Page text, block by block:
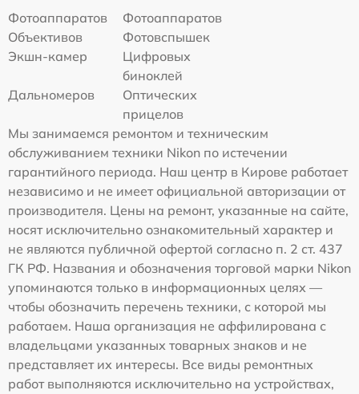
Фотоаппаратов
Фотоаппаратов
Объективов
Фотовспышек
Экшн-камер
Цифровых
биноклей
Дальномеров
Оптических
прицелов
Мы занимаемся ремонтом и техническим
обслуживанием техники Nikon по истечении
гарантийного периода. Наш центр в Кирове работает
независимо и не имеет официальной авторизации от
производителя. Цены на ремонт, указанные на сайте,
носят исключительно ознакомительный характер и
не являются публичной офертой согласно п. 2 ст. 437
ГК РФ. Названия и обозначения торговой марки Nikon
упоминаются только в информационных целях —
чтобы обозначить перечень техники, с которой мы
работаем. Наша организация не аффилирована с
владельцами указанных товарных знаков и не
представляет их интересы. Все виды ремонтных
работ выполняются исключительно на устройствах,